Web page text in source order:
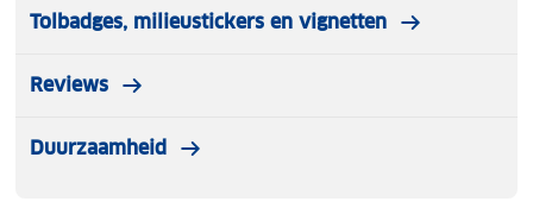
Tolbadges, milieustickers en vignetten
Reviews
Duurzaamheid